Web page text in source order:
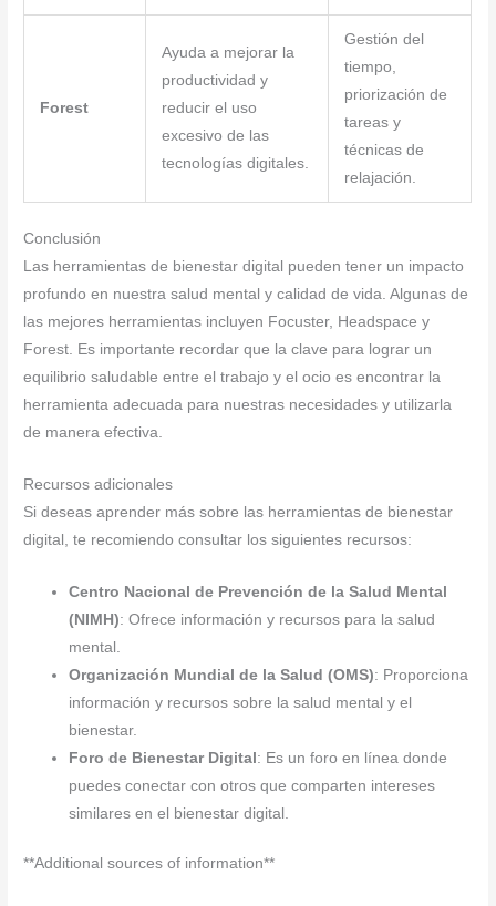
Forest
Ayuda a mejorar la
productividad y
reducir el uso
excesivo de las
tecnologías digitales.
Gestión del
tiempo,
priorización de
tareas y
técnicas de
relajación.
Conclusión
Las herramientas de bienestar digital pueden tener un impacto
profundo en nuestra salud mental y calidad de vida. Algunas de
las mejores herramientas incluyen Focuster, Headspace y
Forest. Es importante recordar que la clave para lograr un
equilibrio saludable entre el trabajo y el ocio es encontrar la
herramienta adecuada para nuestras necesidades y utilizarla
de manera efectiva.
Recursos adicionales
Si deseas aprender más sobre las herramientas de bienestar
digital, te recomiendo consultar los siguientes recursos:
Centro Nacional de Prevención de la Salud Mental
(NIMH): Ofrece información y recursos para la salud
mental.
Organización Mundial de la Salud (OMS): Proporciona
información y recursos sobre la salud mental y el
bienestar.
Foro de Bienestar Digital : Es un foro en línea donde
puedes conectar con otros que comparten intereses
similares en el bienestar digital.
**Additional sources of information**